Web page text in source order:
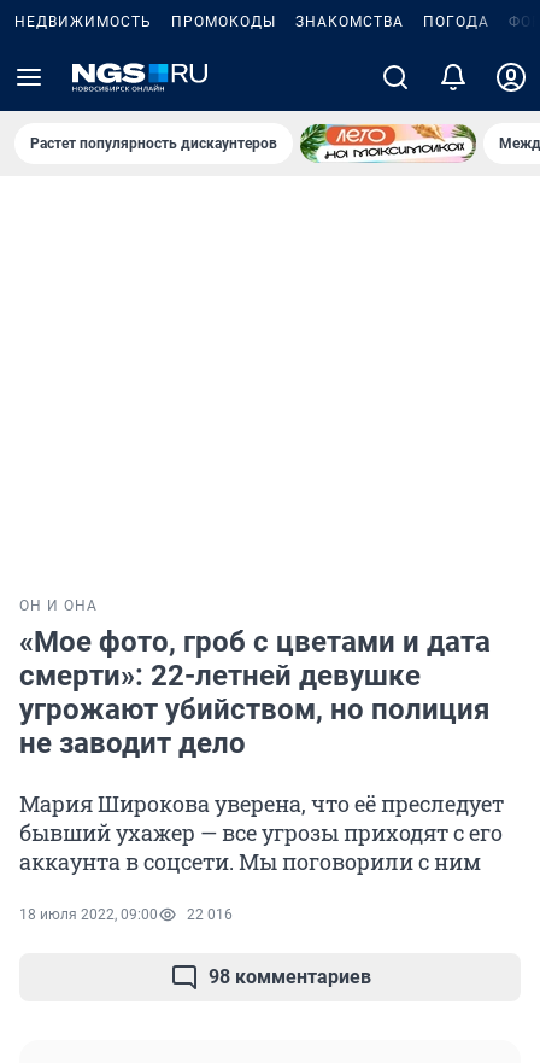
НЕДВИЖИМОСТЬ ПРОМОКОДЫ ЗНАКОМСТВА ПОГОДА
Растет популярность дискаунтеров
ОН И ОНА
«Мое фото, гроб с цветами и дата
смерти»: 22-летней девушке
угрожают убийством, но полиция
не заводит дело
Мария Широкова уверена, что её преследует
бывший ухажер — все угрозы приходят с его
аккаунта в соцсети. Мы поговорили с ним
18 июля 2022, 09:00 22 016
98 комментариев